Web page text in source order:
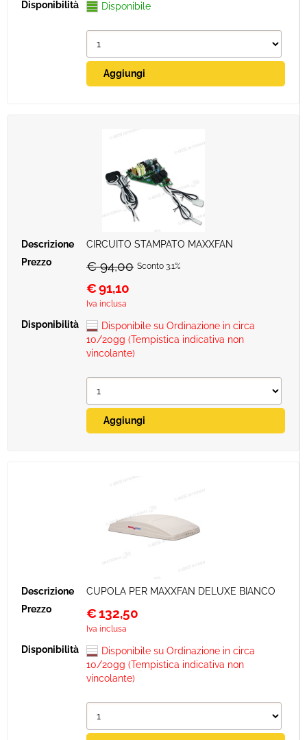
Disponibile
CIRCUITO STAMPATO MAXXFAN
€ 94,00 Sconto 3.1%
€91,10
Iva inclusa
Disponibile su Ordinazione in circa
10/20gg (Tempistica indicativa non
vincolante)
CUPOLA PER MAXXFAN DELUXE BIANCO
€132,50
Iva inclusa
Disponibile su Ordinazione in circa
10/20gg (Tempistica indicativa non
vincolante)